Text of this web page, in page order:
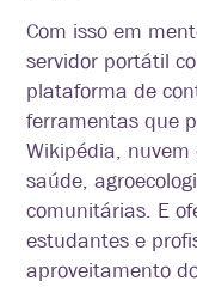
Com isso em
servidor portátil
plataforma de
ferramentas que
Wikipédia, nuvem
saúde,
comunitárias. E
estudantes e
aproveitamento